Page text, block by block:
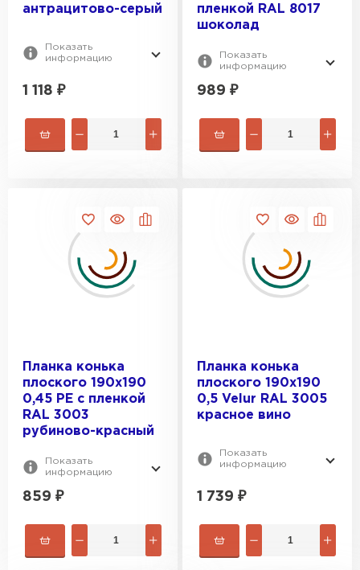
антрацитово-серый
Показать
информацию
1 118 ₽
пленкой RAL 8017
шоколад
Показать
информацию
989 ₽
Планка конька
плоского 190х190
0,45 PE с пленкой
RAL 3003
рубиново-красный
Показать
информацию
859 ₽
Планка конька
плоского 190х190
0,5 Velur RAL 3005
красное вино
Показать
информацию
1 739 ₽